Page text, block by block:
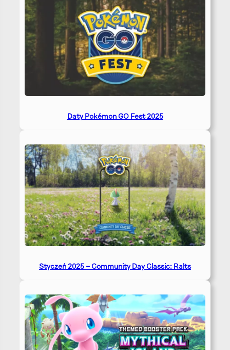
Daty Pokémon GO Fest 2025
Styczeń 2025 – Community Day Classic: Ralts